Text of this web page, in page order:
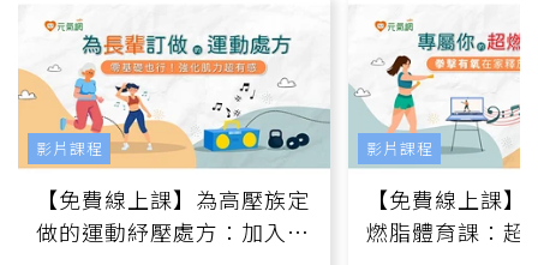
【免費線上課】為高壓族定
做的運動紓壓處方：加入行
影片課程
【免費線上課
燃脂體育課：超
影片課程